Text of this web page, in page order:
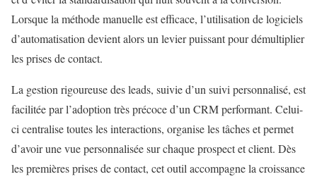
Lorsque la méthode manuelle est efficace, l’utilisation de logiciels
d’automatisation devient alors un levier puissant pour démultiplier
les prises de contact.
La gestion rigoureuse des leads, suivie d’un suivi personnalisé, est
facilitée par l’adoption très précoce d’un CRM performant. Celui-
ci centralise toutes les interactions, organise les tâches et permet
d’avoir une vue personnalisée sur chaque prospect et client. Dès
les premières prises de contact, cet outil accompagne la croissance